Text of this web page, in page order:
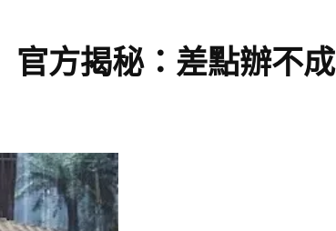
方揭秘：差點辦不成